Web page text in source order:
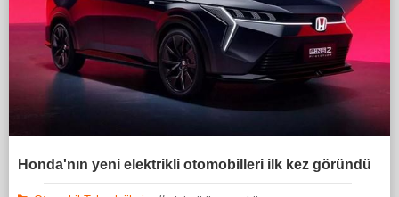
Honda'nın yeni elektrikli otomobilleri ilk kez göründü